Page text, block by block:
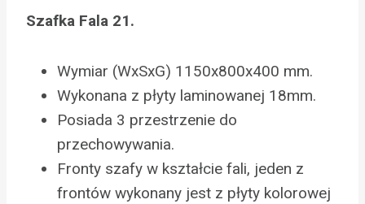
Szafka Fala 21.
Wymiar (WxSxG) 1150x800x400 mm.
Wykonana z płyty laminowanej 18mm.
Posiada 3 przestrzenie do
przechowywania.
Fronty szafy w kształcie fali, jeden z
frontów wykonany jest z płyty kolorowej